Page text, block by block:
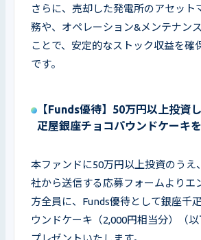
さらに、売却した発電所のアセット
務や、オペレーション&メンテナン
ことで、安定的なストック収益を確
です。
【Funds優待】50万円以上投資
疋屋銀座チョコパウンドケーキを
本ファンドに50万円以上投資のうえ
社から送信する応募フォームよりエ
方全員に、Funds優待として銀座千
ウンドケーキ（2,000円相当分）（